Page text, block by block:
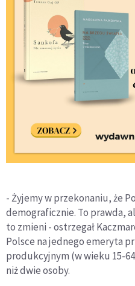
- Żyjemy w przekonaniu, że
demograficznie. To prawda,
to zmieni - ostrzegał
Polsce na jednego emeryta
produkcyjnym (w wieku 15-
niż dwie osoby.